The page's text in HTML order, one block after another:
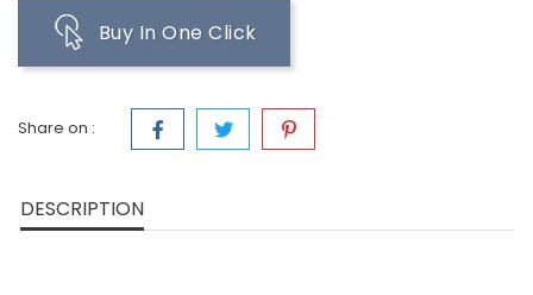
Buy In One Click
Share on :
DESCRIPTION